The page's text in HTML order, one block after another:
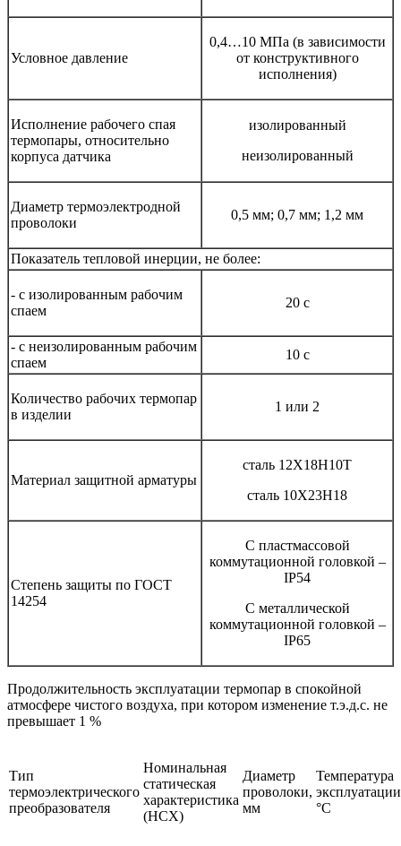
Условное давление
0,4…10 МПа (в зависимости
от конструктивного
исполнения)
Исполнение рабочего спая
термопары, относительно
корпуса датчика
изолированный
неизолированный
Диаметр термоэлектродной
проволоки
0,5 мм; 0,7 мм; 1,2 мм
Показатель тепловой инерции, не более:
- с изолированным рабочим
спаем
20 с
- с неизолированным рабочим
спаем
10 с
Количество рабочих термопар
в изделии
1 или 2
Материал защитной арматуры
сталь 12Х18Н10Т
сталь 10Х23Н18
Степень защиты по ГОСТ
14254
С пластмассовой
коммутационной головкой –
IP54
С металлической
коммутационной головкой –
IP65
Продолжительность эксплуатации термопар в спокойной
атмосфере чистого воздуха, при котором изменение т.э.д.с. не
превышает 1 %
Тип
термоэлектрического
преобразователя
Номинальная
статическая
характеристика
(НСХ)
Диаметр
проволоки,
мм
Температура
°С